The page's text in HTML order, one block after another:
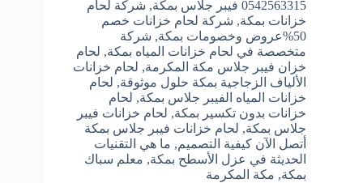
0542563315 فيبر جلاس بمكة
, شركة لحام
خزانات بمكة, شركة لحام خزانات خصم
50%عروض وخصومات بمكة
, شركة
متخصصة في لحام خزانات المياه بمكة, لحام
خزان فيبر جلاس مكة المكرمة, لحام خزانات
الألياف الزجاجية بمكة حلول موثوقة, لحام
خزانات المياه الفيبر جلاس بمكة, لحام
خزانات بدون تكسير بمكة, لحام خزانات فيبر
جلاس بمكة, لحام خزانات فيبر جلاس بمكة
أتصل الآن كيفية التصميم, ما هي التقنيات
الحديثة في عزل الأسطح بمكة, معلم سباك
بمكة, مكة المكرمة